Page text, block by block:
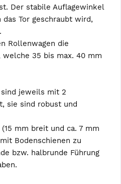
Der stabile Auflagewinkel
Tor geschraubt wird,
Rollenwagen die
welche 35 bis max. 40 mm
sind jeweils mit 2
sie sind robust und
mm breit und ca. 7 mm
Bodenschienen zu
bzw. halbrunde Führung